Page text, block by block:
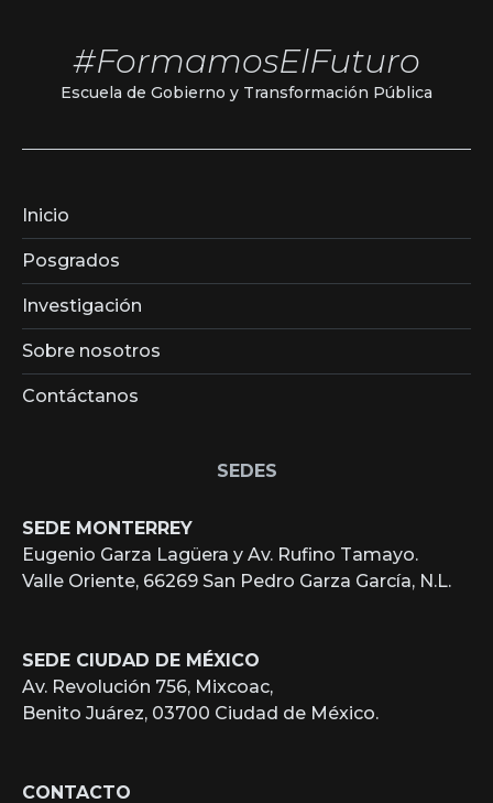
#FormamosElFuturo
Escuela de Gobierno y Transformación Pública
Inicio
Posgrados
Investigación
Sobre nosotros
Contáctanos
SEDES
SEDE MONTERREY
Eugenio Garza Lagüera y Av. Rufino Tamayo.
Valle Oriente, 66269 San Pedro Garza García, N.L.
SEDE CIUDAD DE MÉXICO
Av. Revolución 756, Mixcoac,
Benito Juárez, 03700 Ciudad de México.
CONTACTO